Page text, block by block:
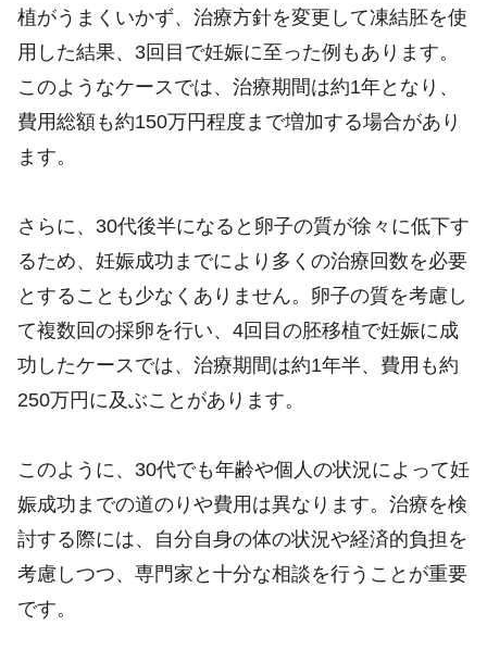
植がうまくいかず、治療方針を変更して凍結胚を使
用した結果、3回目で妊娠に至った例もあります。
このようなケースでは、治療期間は約1年となり、
費用総額も約150万円程度まで増加する場合があり
ます。
さらに、30代後半になると卵子の質が徐々に低下す
るため、妊娠成功までにより多くの治療回数を必要
とすることも少なくありません。卵子の質を考慮し
て複数回の採卵を行い、4回目の胚移植で妊娠に成
功したケースでは、治療期間は約1年半、費用も約
250万円に及ぶことがあります。
このように、30代でも年齢や個人の状況によって妊
娠成功までの道のりや費用は異なります。治療を検
討する際には、自分自身の体の状況や経済的負担を
考慮しつつ、専門家と十分な相談を行うことが重要
です。